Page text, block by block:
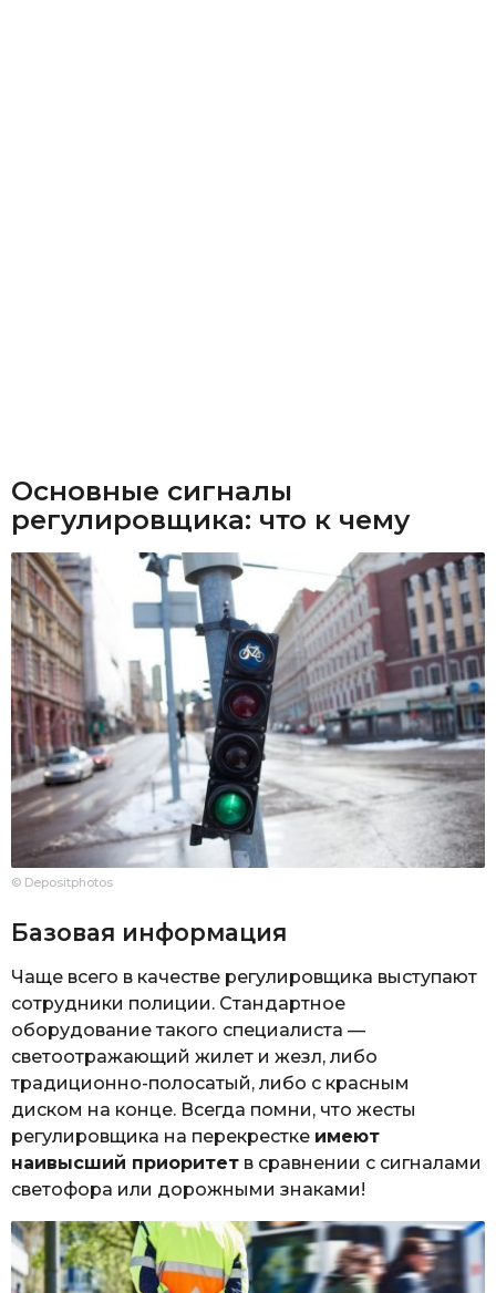
Основные сигналы
регулировщика: что к чему
© Depositphotos
Базовая информация
Чаще всего в качестве регулировщика выступают
сотрудники полиции. Стандартное
оборудование такого специалиста —
светоотражающий жилет и жезл, либо
традиционно-полосатый, либо с красным
диском на конце. Всегда помни, что жесты
регулировщика на перекрестке имеют
наивысший приоритет в сравнении с сигналами
светофора или дорожными знаками!